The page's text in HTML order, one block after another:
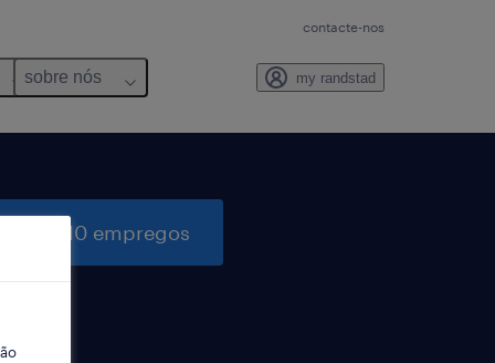
contacte-nos
sobre nós my randstad
10 empregos